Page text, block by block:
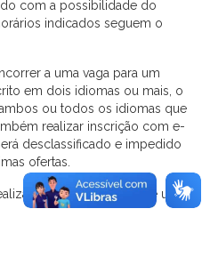
com a possibilidade do
indicados seguem o
a uma vaga para um
em dois idiomas ou mais, o
ou todos os idiomas que
realizar inscrição com e-
desclassificado e impedido
ofertas.
por intermédio de uma